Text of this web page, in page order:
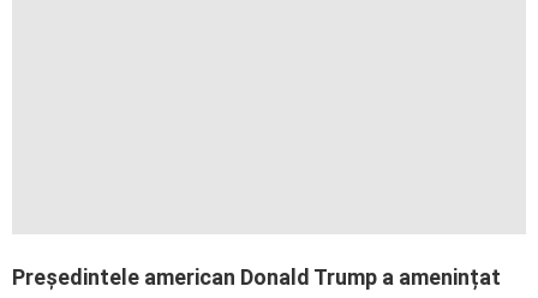
Președintele american Donald Trump a amenințat